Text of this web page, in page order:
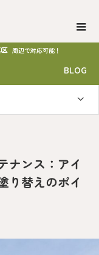
周辺で対応可能！
BLOG
ナンス：アイ
り替えのポイ